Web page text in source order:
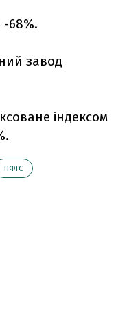
-68%.
завод
індексом
ПФТС